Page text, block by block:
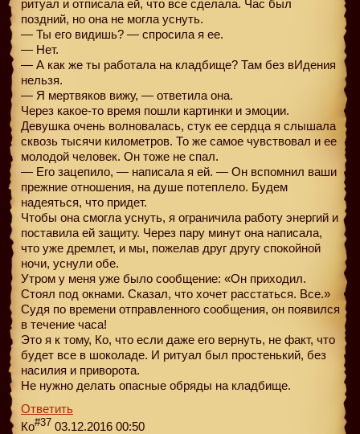
ритуал и отписала ей, что все сделала. Час был
поздний, но она не могла уснуть.
— Ты его видишь? — спросила я ее.
— Нет.
— А как же ты работала на кладбище? Там без вИдения
нельзя.
— Я мертвяков вижу, — ответила она.
Через какое-то время пошли картинки и эмоции.
Девушка очень волновалась, стук ее сердца я слышала
сквозь тысячи километров. То же самое чувствовал и ее
молодой человек. Он тоже не спал.
— Его зацепило, — написала я ей. — Он вспомнил ваши
прежние отношения, на душе потеплело. Будем
надеяться, что придет.
Чтобы она смогла уснуть, я ограничила работу энергий и
поставила ей защиту. Через пару минут она написала,
что уже дремлет, и мы, пожелав друг другу спокойной
ночи, уснули обе.
Утром у меня уже было сообщение: «Он приходил.
Стоял под окнами. Сказал, что хочет расстаться. Все.»
Судя по времени отправленного сообщения, он появился
в течение часа!
Это я к тому, Ко, что если даже его вернуть, не факт, что
будет все в шоколаде. И ритуал был простенький, без
насилия и приворота.
Не нужно делать опасные обряды на кладбище.
Ответить
Ко#37 03.12.2016 00:50